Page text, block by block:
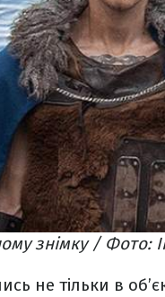
знімку / Фото:
не тільки в